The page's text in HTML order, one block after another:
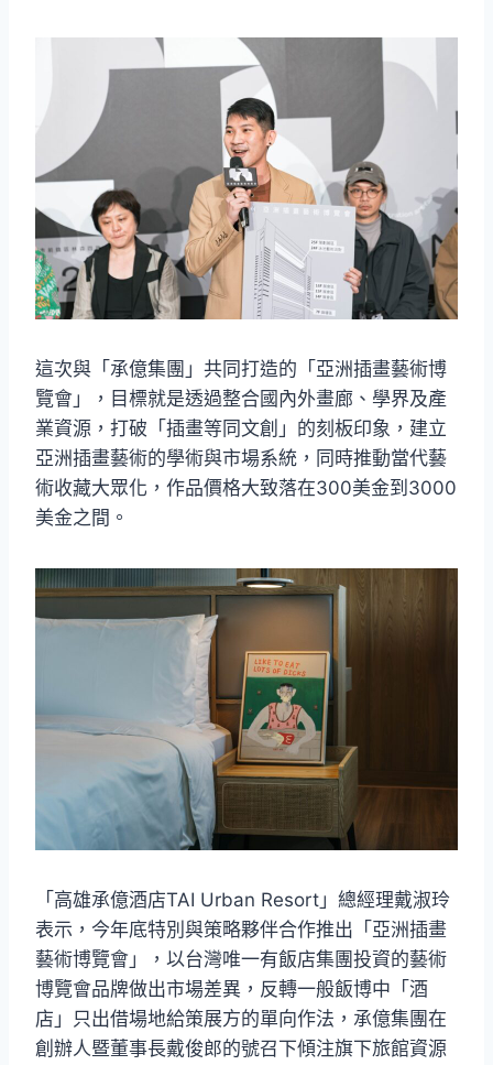
這次與「承億集團」共同打造的「亞洲插畫藝術博
覽會」，目標就是透過整合國內外畫廊、學界及產
業資源，打破「插畫等同文創」的刻板印象，建立
亞洲插畫藝術的學術與市場系統，同時推動當代藝
術收藏大眾化，作品價格大致落在300美金到3000
美金之間。
「高雄承億酒店TAI Urban Resort」總經理戴淑玲
表示，今年底特別與策略夥伴合作推出「亞洲插畫
藝術博覽會」，以台灣唯一有飯店集團投資的藝術
博覽會品牌做出市場差異，反轉一般飯博中「酒
店」只出借場地給策展方的單向作法，承億集團在
創辦人暨董事長戴俊郎的號召下傾注旗下旅館資源